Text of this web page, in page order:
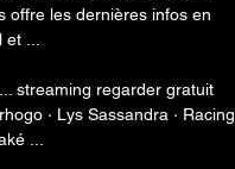
offre les dernières infos en
...
streaming regarder gratuit
· Lys Sassandra · Racing
...